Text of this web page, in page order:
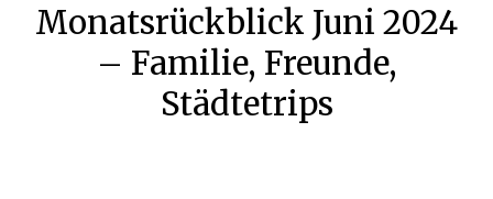
Monatsrückblick Juni 2024
– Familie, Freunde,
Städtetrips